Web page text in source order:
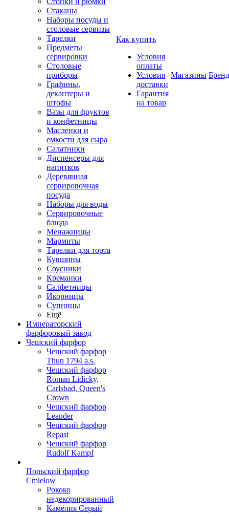
Стаканы
Наборы посуды и
столовые сервизы
Тарелки
Предметы
сервировки
Столовые
приборы
Графины,
декантеры и
штофы
Вазы для фруктов
и конфетницы
Масленки и
емкости для сыра
Салатники
Диспенсеры для
напитков
Деревянная
сервировочная
посуда
Наборы для воды
Сервировочные
блюда
Менажницы
Мармиты
Тарелки для торта
Кувшины
Соусники
Креманки
Салфетницы
Икорницы
Супницы
Ещё
Императорский
фарфоровый завод
Чешский фарфор
Чешский фарфор
Thun 1794 a.s.
Чешский фарфор
Roman Lidicky,
Carlsbad, Queen's
Crown
Чешский фарфор
Leander
Чешский фарфор
Repast
Чешский фарфор
Rudolf Kampf
Польский фарфор
Сmielow
Рококо
недекорированный
Камелия Серый
Как купить
Условия
оплаты
Условия
доставки
Гарантия
на товар
Магазины